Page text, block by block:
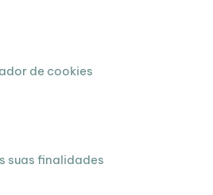
de cookies
suas finalidades